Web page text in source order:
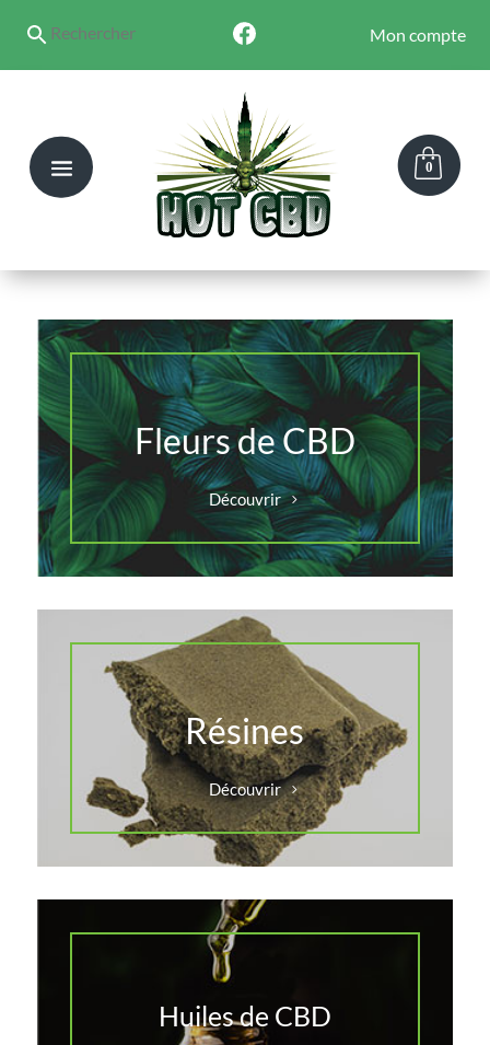
Mon compte
0
Fleurs de CBD
Découvrir
Résines
Découvrir
Huiles de CBD